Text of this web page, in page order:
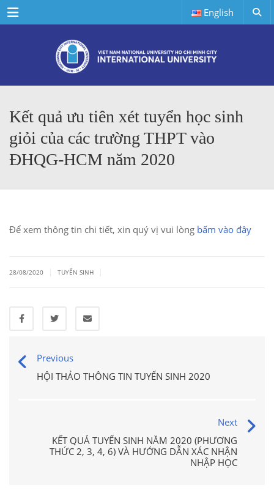
Menu English
Kết quả ưu tiên xét tuyển học sinh
giỏi của các trường THPT vào
ĐHQG-HCM năm 2020
Để xem thông tin chi tiết, xin quý vị vui lòng bấm vào đây
28/08/2020 TUYỂN SINH
Previous
HỘI THẢO THÔNG TIN TUYỂN SINH 2020
Next
KẾT QUẢ TUYỂN SINH NĂM 2020 (PHƯƠNG
THỨC 2, 3, 4, 6) VÀ HƯỚNG DẪN XÁC NHẬN
NHẬP HỌC